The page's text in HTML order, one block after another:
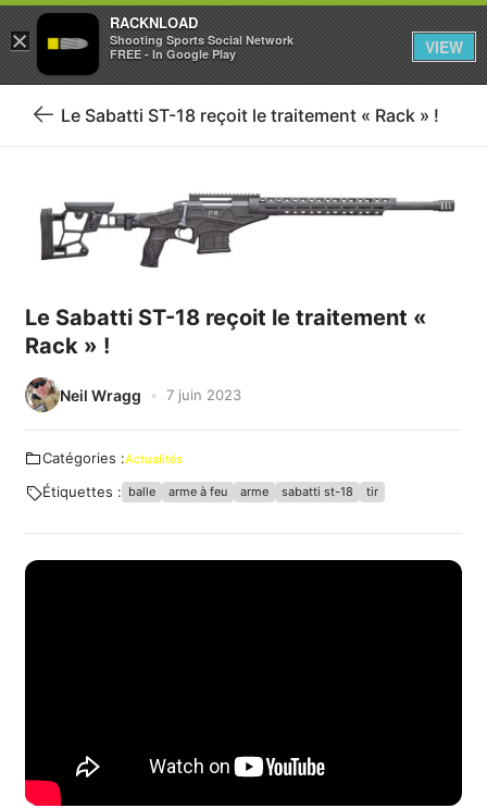
Se connecter S'inscrire
Retour
blog
Le Sabatti ST-18 reçoit le traitement « Rack » !
Le Sabatti ST-18 reçoit le traitement «
Rack » !
Neil Wragg 7 juin 2023
Catégories :Actualités
Étiquettes : balle arme à feu arme sabatti st-18 tir
×
RACKNLOAD
Shooting Sports Social Network
FREE - In Google Play
VIEW